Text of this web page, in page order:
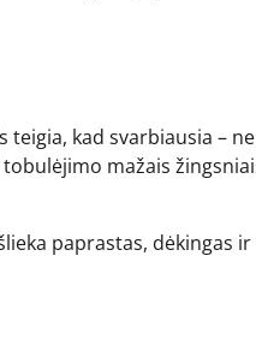
teigia, kad svarbiausia – ne
mažais
paprastas, dėkingas ir